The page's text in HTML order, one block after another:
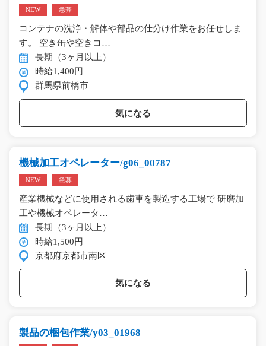
NEW 急募
コンテナの洗浄・解体や部品の仕分け作業をお任せしま
す。 空き缶や空きコ…
長期（3ヶ月以上）
時給1,400円
群馬県前橋市
気になる
機械加工オペレーター/g06_00787
NEW 急募
産業機械などに使用される歯車を製造する工場で 研磨加
工や機械オペレータ…
長期（3ヶ月以上）
時給1,500円
京都府京都市南区
気になる
製品の梱包作業/y03_01968